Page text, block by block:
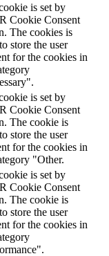
is set by
Cookie Consent
The cookies is
store the user
for the cookies in
is set by
Cookie Consent
The cookie is
store the user
for the cookies in
"Other.
is set by
Cookie Consent
The cookie is
store the user
for the cookies in